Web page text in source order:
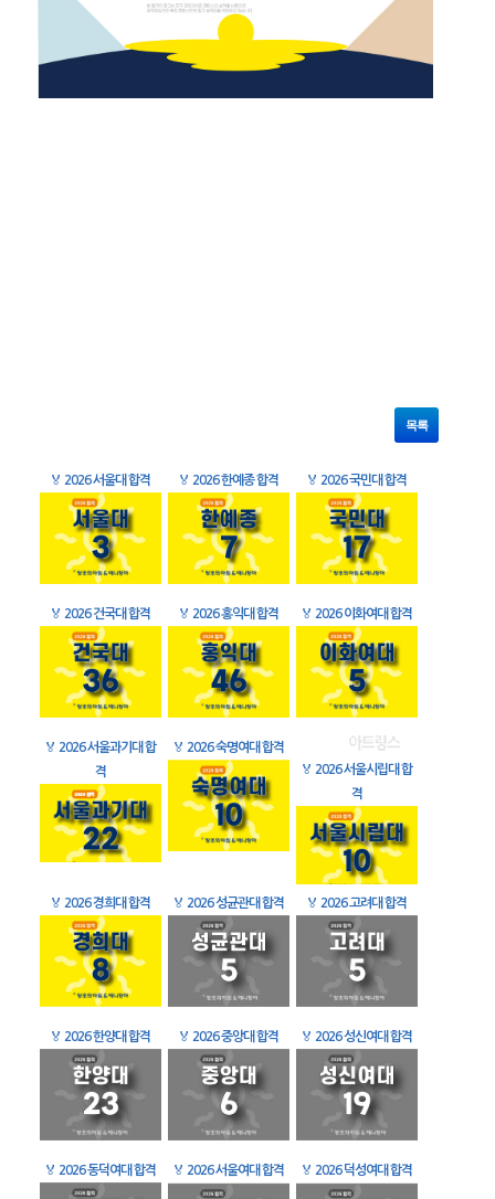
목록
🏅 2026 서울대 합격 🏅 2026 한예종 합격 🏅 2026 국민대 합격
🏅 2026 건국대 합격 🏅 2026 홍익대 합격 🏅 2026 이화여대 합격
🏅 2026 서울과기대 합
격
🏅 2026 숙명여대 합격
🏅 2026 서울시립대 합
격
🏅 2026 경희대 합격 🏅 2026 성균관대 합격 🏅 2026 고려대 합격
🏅 2026 한양대 합격 🏅 2026 중앙대 합격 🏅 2026 성신여대 합격
🏅 2026 동덕여대 합격 🏅 2026 서울여대 합격 🏅 2026 덕성여대 합격